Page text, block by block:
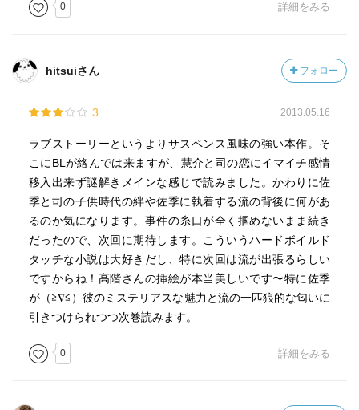
0 詳細をみる
hitsuiさん フォロー
3 2013.05.16
ラブストーリーというよりサスペンス風味の強い本作。そ
こにBLが絡んでは来ますが、慧介と司の恋にイマイチ感情
移入出来ず謎解きメインな感じで読みました。かわりに佐
季と司の子供時代の絆や佐季に執着する流の背後に何があ
るのか気になります。事件の糸口が全く掴めないまま続き
だったので、次回に期待します。こういうハードボイルド
タッチな小説は大好きだし、特に次回は流が出張るらしい
ですからね！高階さんの挿絵が本当美しいです〜特に佐季
が（≧∇≦）彼のミステリアスな魅力と流の一匹狼的な匂いに
引きつけられつつ次巻読みます。
0 詳細をみる